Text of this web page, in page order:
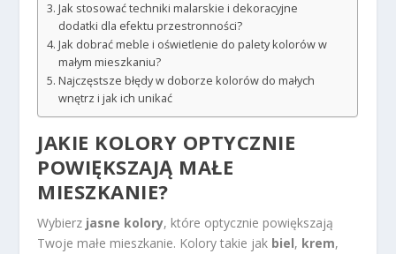
Jak stosować techniki malarskie i dekoracyjne
dodatki dla efektu przestronności?
Jak dobrać meble i oświetlenie do palety kolorów w
małym mieszkaniu?
Najczęstsze błędy w doborze kolorów do małych
wnętrz i jak ich unikać
JAKIE KOLORY OPTYCZNIE
POWIĘKSZAJĄ MAŁE
MIESZKANIE?
Wybierz jasne kolory, które optycznie powiększają
Twoje małe mieszkanie. Kolory takie jak biel, krem,